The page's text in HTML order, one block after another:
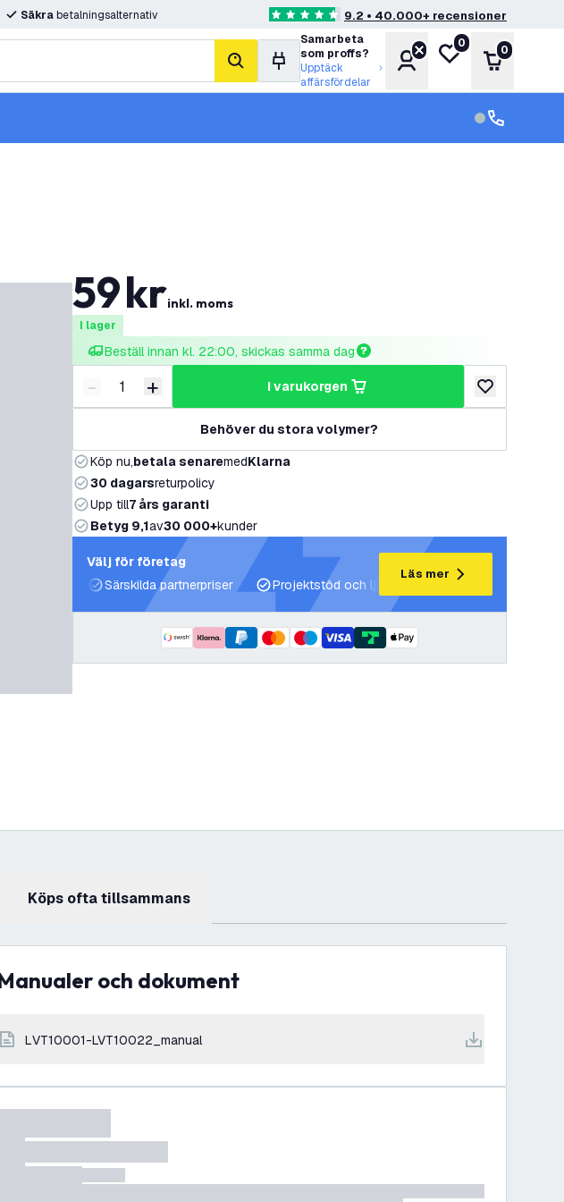
Säkrabetalningsalternativ 4.6 stjärnbetyg9.2 • 40.000+ recensioner
sök
Samarbeta
som proffs?
Upptäck
affärsfördelar
KontoMin önskelista
0
Varukorg
0
kundservice
kundservice
59krinkl. moms
I lager
Beställ innan kl. 22:00, skickas samma dag
Minska antal
- Öka antal
+ i varukorgen
lägg till i
Behöver du stora volymer?
Köp nu,betala senaremedKlarna
30 dagarsreturpolicy
Upp till7 års garanti
Betyg 9,1av30 000+kunder
Välj för företag
Särskilda partnerpriser
Projektstöd och ljusplaner
Läs mer
Köps ofta tillsammans
Manualer och dokument
LVT10001-LVT10022_manual